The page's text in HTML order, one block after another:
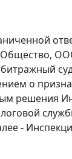
Общество,
о
решения
-